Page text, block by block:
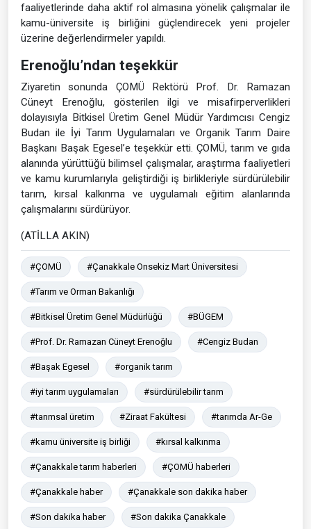
faaliyetlerinde daha aktif rol almasına yönelik çalışmalar ile
kamu-üniversite iş birliğini güçlendirecek yeni projeler
üzerine değerlendirmeler yapıldı.
Erenoğlu’ndan teşekkür
Ziyaretin sonunda ÇOMÜ Rektörü Prof. Dr. Ramazan
Cüneyt Erenoğlu, gösterilen ilgi ve misafirperverlikleri
dolayısıyla Bitkisel Üretim Genel Müdür Yardımcısı Cengiz
Budan ile İyi Tarım Uygulamaları ve Organik Tarım Daire
Başkanı Başak Egesel’e teşekkür etti. ÇOMÜ, tarım ve gıda
alanında yürüttüğü bilimsel çalışmalar, araştırma faaliyetleri
ve kamu kurumlarıyla geliştirdiği iş birlikleriyle sürdürülebilir
tarım, kırsal kalkınma ve uygulamalı eğitim alanlarında
çalışmalarını sürdürüyor.
(ATİLLA AKIN)
#ÇOMÜ #Çanakkale Onsekiz Mart Üniversitesi
#Tarım ve Orman Bakanlığı
#Bitkisel Üretim Genel Müdürlüğü #BÜGEM
#Prof. Dr. Ramazan Cüneyt Erenoğlu #Cengiz Budan
#Başak Egesel #organik tarım
#iyi tarım uygulamaları #sürdürülebilir tarım
#tarımsal üretim #Ziraat Fakültesi #tarımda Ar-Ge
#kamu üniversite iş birliği #kırsal kalkınma
#Çanakkale tarım haberleri #ÇOMÜ haberleri
#Çanakkale haber #Çanakkale son dakika haber
#Son dakika haber #Son dakika Çanakkale